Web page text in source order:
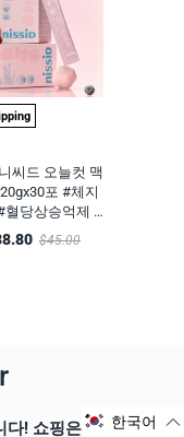
씨드 오늘컷 맥
포 #체지
혈당상승억제 #
성 새콤달콤 베
CUT MAX
$45.00
다! 쇼핑은 한국어